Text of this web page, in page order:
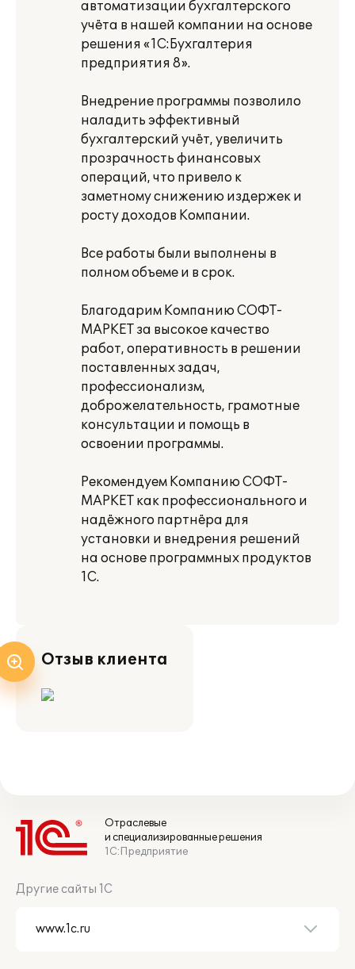
автоматизации бухгалтерского
учёта в нашей компании на основе
решения «1С:Бухгалтерия
предприятия 8».
Внедрение программы позволило
наладить эффективный
бухгалтерский учёт, увеличить
прозрачность финансовых
операций, что привело к
заметному снижению издержек и
росту доходов Компании.
Все работы были выполнены в
полном объеме и в срок.
Благодарим Компанию СОФТ-
МАРКЕТ за высокое качество
работ, оперативность в решении
поставленных задач,
профессионализм,
доброжелательность, грамотные
консультации и помощь в
освоении программы.
Рекомендуем Компанию СОФТ-
МАРКЕТ как профессионального и
надёжного партнёра для
установки и внедрения решений
на основе программных продуктов
1С.
Отзыв клиента
Отраслевые
и специализированные решения
1С:Предприятие
Другие сайты 1С